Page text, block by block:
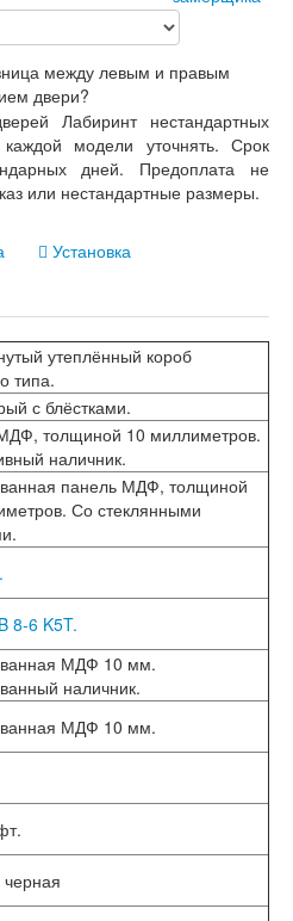
Антик медный
Шагрень
Про
Вайт
Плюс
Йорк
Смарт 2.0
лайт
Плюс
Антрацит
между левым и правым
двери?
Лабиринт нестандартных
модели уточнять. Срок
дней. Предоплата не
или нестандартные размеры.
Установка
утеплённый короб
типа.
с блёстками.
толщиной 10 миллиметров.
наличник.
панель МДФ, толщиной
Со стеклянными
8-6 K5T.
МДФ 10 мм.
наличник.
МДФ 10 мм.